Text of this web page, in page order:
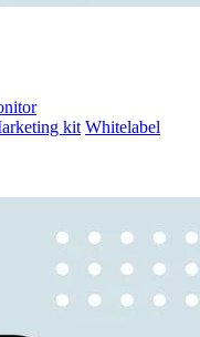
kit Whitelabel